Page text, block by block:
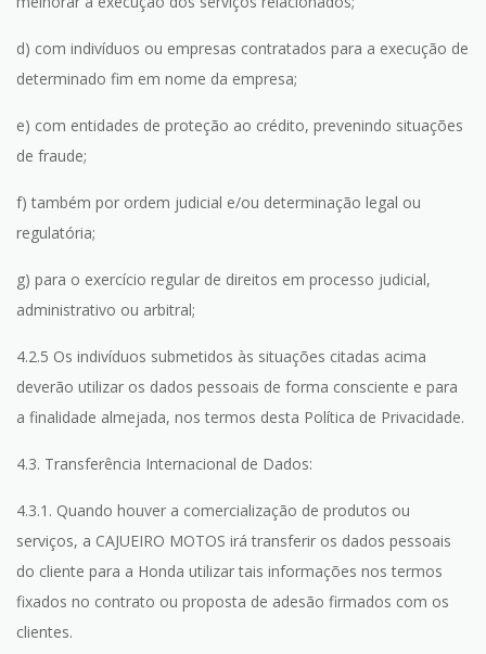
d) com indivíduos ou empresas contratados para a execução de
determinado fim em nome da empresa;
e) com entidades de proteção ao crédito, prevenindo situações
de fraude;
f) também por ordem judicial e/ou determinação legal ou
regulatória;
g) para o exercício regular de direitos em processo judicial,
administrativo ou arbitral;
4.2.5 Os indivíduos submetidos às situações citadas acima
deverão utilizar os dados pessoais de forma consciente e para
a finalidade almejada, nos termos desta Política de Privacidade.
4.3. Transferência Internacional de Dados:
4.3.1. Quando houver a comercialização de produtos ou
serviços, a CAJUEIRO MOTOS irá transferir os dados pessoais
do cliente para a Honda utilizar tais informações nos termos
fixados no contrato ou proposta de adesão firmados com os
clientes.